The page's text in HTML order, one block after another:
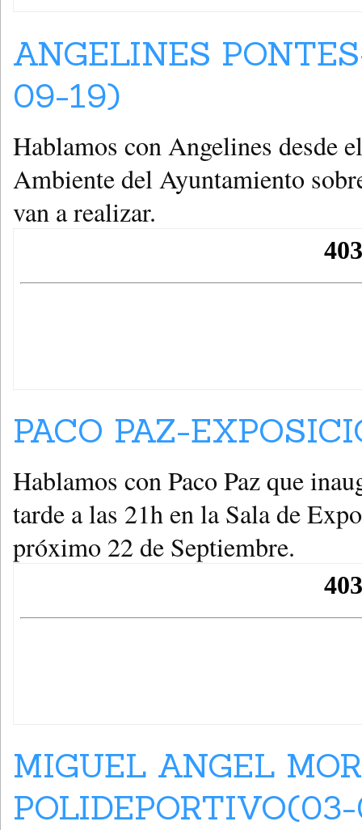
ANGELINES
09-19)
Hablamos con Angelines desde
Ambiente del Ayuntamiento
van a realizar.
PACO PAZ-
Hablamos con Paco Paz que
tarde a las 21h en la Sala de
próximo 22 de Septiembre.
MIGUEL ANGEL